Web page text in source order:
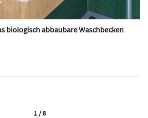
biologisch abbaubare Waschbecken
1 / 8